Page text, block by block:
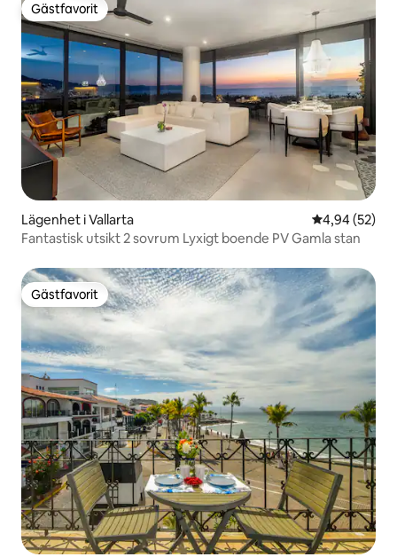
Gästfavorit
Gästfavorit
Lägenhet i Vallarta 4,94 av 5 i
4,94 (52)
Fantastisk utsikt 2 sovrum Lyxigt boende PV Gamla stan
Gästfavorit
Gästfavorit